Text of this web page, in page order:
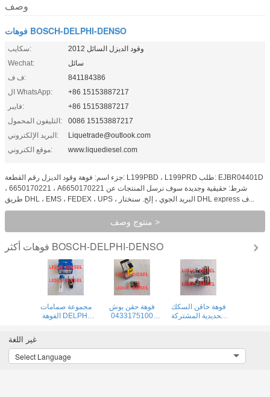
وصف
فوهات BOSCH-DELPHI-DENSO
سكايب:
وقود الديزل السائل 2012
Wechat:
سائل
ف ف:
841184386
ال WhatsApp:
+86 15153887217
فايبر:
+86 15153887217
التليفون المحمول:
0086 15153887217
البريد الإلكتروني:
Liquetrade@outlook.com
موقع الكتروني:
www.liquediesel.com
جزء اسم: فوهة وقود الديزل رقم القطعة: L199PBD ، L199PRD طلب: EJBR04401D
، 6650170221 ، A6650170221 شرط: حقيقية وجديدة سوف نرسل المنتجات عن
طريق DHL ، EMS ، FEDEX ، UPS ، البريد الجوي ، إلخ. سنختار DHL express ف...
منتوج وصف >
فوهات BOSCH-DELPHI-DENSO
مجموعة صمامات
الفوهة DELPHI
الصمام 28297167)
مجموعات إصلاح
7135582 ل
فوهة حقن بوش
0433175100
فوهة حاقن السكك
الحديدية المشتركة
غير اللغة
Select Language